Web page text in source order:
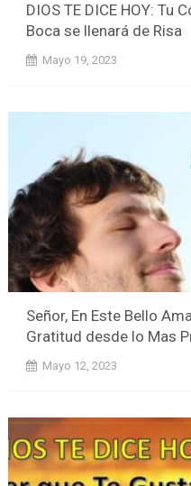
DIOS TE DICE HOY: Tu
Boca se llenará de Risa
Mayo 19, 2023
Señor, En Este Bello
Gratitud desde lo Mas
Mayo 12, 2023